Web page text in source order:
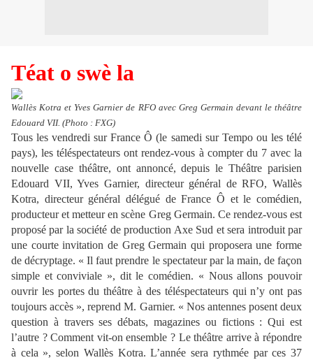
Téat o swè la
Wallès Kotra et Yves Garnier de RFO avec Greg Germain devant le théâtre
Edouard VII. (Photo : FXG)
Tous les vendredi sur France Ô (le samedi sur Tempo ou les télé
pays), les téléspectateurs ont rendez-vous à compter du 7 avec la
nouvelle case théâtre, ont annoncé, depuis le Théâtre parisien
Edouard VII, Yves Garnier, directeur général de RFO, Wallès
Kotra, directeur général délégué de France Ô et le comédien,
producteur et metteur en scène Greg Germain. Ce rendez-vous est
proposé par la société de production Axe Sud et sera introduit par
une courte invitation de Greg Germain qui proposera une forme
de décryptage. « Il faut prendre le spectateur par la main, de façon
simple et conviviale », dit le comédien. « Nous allons pouvoir
ouvrir les portes du théâtre à des téléspectateurs qui n’y ont pas
toujours accès », reprend M. Garnier. « Nos antennes posent deux
question à travers ses débats, magazines ou fictions : Qui est
l’autre ? Comment vit-on ensemble ? Le théâtre arrive à répondre
à cela », selon Wallès Kotra. L’année sera rythmée par ces 37